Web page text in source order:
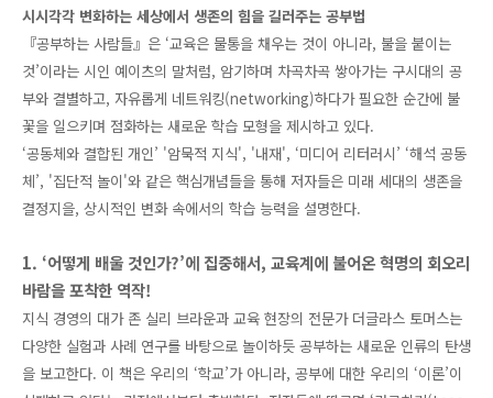
시시각각 변화하는 세상에서 생존의 힘을 길러주는 공부법
『공부하는 사람들』은 ‘교육은 물통을 채우는 것이 아니라, 불을 붙이는
것’이라는 시인 예이츠의 말처럼, 암기하며 차곡차곡 쌓아가는 구시대의 공
부와 결별하고, 자유롭게 네트워킹(networking)하다가 필요한 순간에 불
꽃을 일으키며 점화하는 새로운 학습 모형을 제시하고 있다.
‘공동체와 결합된 개인’ '암묵적 지식', '내재', ‘미디어 리터러시’ ‘해석 공동
체’, '집단적 놀이'와 같은 핵심개념들을 통해 저자들은 미래 세대의 생존을
결정지을, 상시적인 변화 속에서의 학습 능력을 설명한다.
1. ‘어떻게 배울 것인가?’에 집중해서, 교육계에 불어온 혁명의 회오리
바람을 포착한 역작!
지식 경영의 대가 존 실리 브라운과 교육 현장의 전문가 더글라스 토머스는
다양한 실험과 사례 연구를 바탕으로 놀이하듯 공부하는 새로운 인류의 탄생
을 보고한다. 이 책은 우리의 ‘학교’가 아니라, 공부에 대한 우리의 ‘이론’이